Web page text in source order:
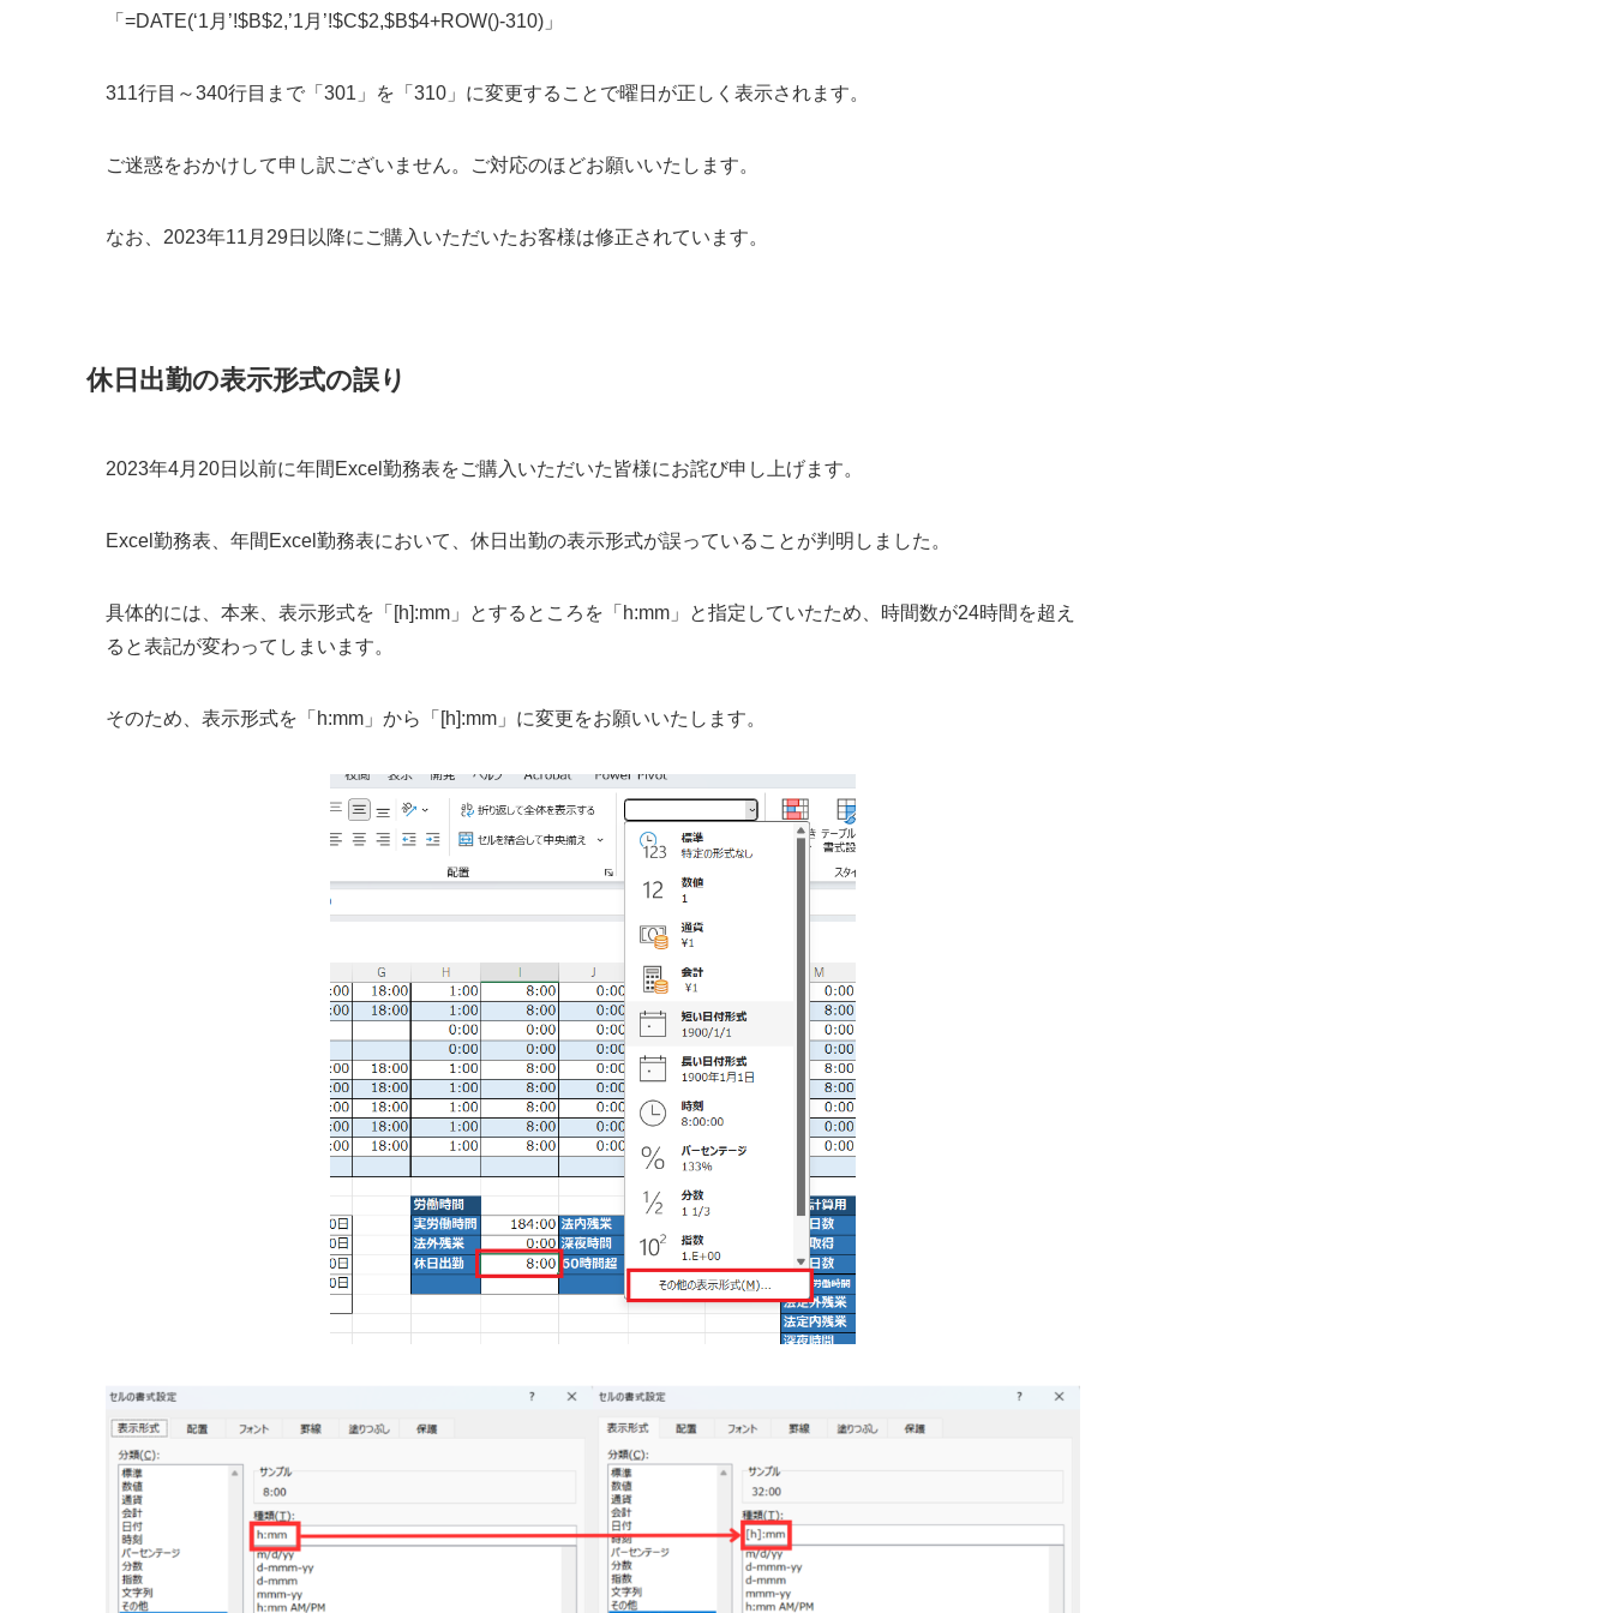
「=DATE(‘1月’!$B$2,’1月’!$C$2,$B$4+ROW()-310)」
311行目～340行目まで「301」を「310」に変更することで曜日が正しく表示されます。
ご迷惑をおかけして申し訳ございません。ご対応のほどお願いいたします。
なお、2023年11月29日以降にご購入いただいたお客様は修正されています。
休日出勤の表示形式の誤り
2023年4月20日以前に年間Excel勤務表をご購入いただいた皆様にお詫び申し上げます。
Excel勤務表、年間Excel勤務表において、休日出勤の表示形式が誤っていることが判明しました。
具体的には、本来、表示形式を「[h]:mm」とするところを「h:mm」と指定していたため、時間数が24時間を超え
ると表記が変わってしまいます。
そのため、表示形式を「h:mm」から「[h]:mm」に変更をお願いいたします。